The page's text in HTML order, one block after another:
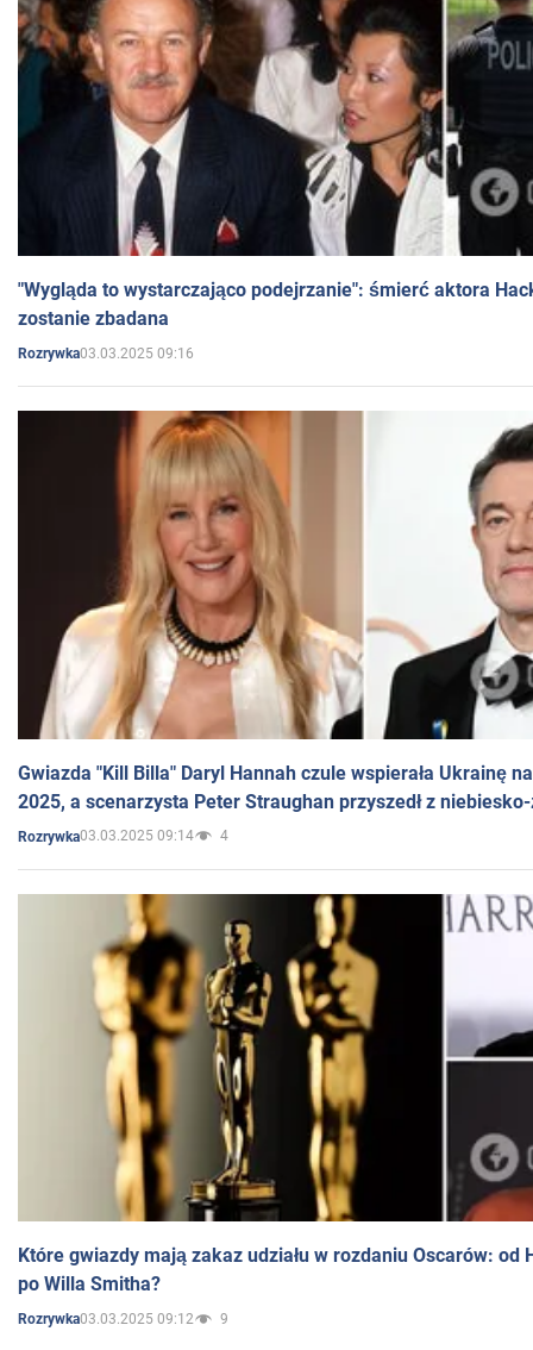
"Wygląda to wystarczająco podejrzanie": śmierć aktora
zostanie zbadana
Rozrywka03.03.2025 09:16
Gwiazda "Kill Billa" Daryl Hannah czule wspierała Ukrainę
2025, a scenarzysta Peter Straughan przyszedł z
Rozrywka03.03.2025 09:14 4
Które gwiazdy mają zakaz udziału w rozdaniu Oscarów: od
po Willa Smitha?
Rozrywka03.03.2025 09:12 9